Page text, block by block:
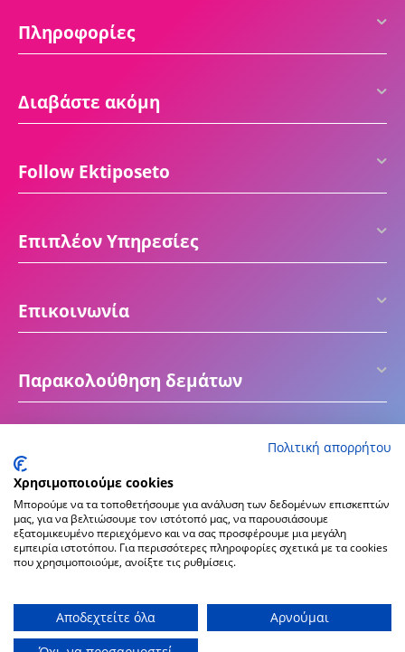
Πληροφορίες
Διαβάστε ακόμη
Follow Ektiposeto
Επιπλέον Υπηρεσίες
Επικοινωνία
Παρακολούθηση δεμάτων
© 2016 - 2026 ektiposeto.gr
Create & Hosting by
Πολιτική απορρήτου
Χρησιμοποιούμε cookies
Μπορούμε να τα τοποθετήσουμε για ανάλυση των δεδομένων επισκεπτών
μας, για να βελτιώσουμε τον ιστότοπό μας, να παρουσιάσουμε
εξατομικευμένο περιεχόμενο και να σας προσφέρουμε μια μεγάλη
εμπειρία ιστοτόπου. Για περισσότερες πληροφορίες σχετικά με τα cookies
που χρησιμοποιούμε, ανοίξτε τις ρυθμίσεις.
Αποδεχτείτε όλα
Αρνούμαι